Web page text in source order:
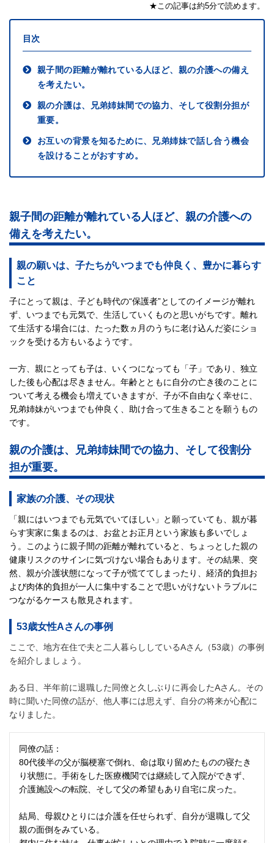
★この記事は約5分で読めます。
目次
親子間の距離が離れている人ほど、親の介護への備え
を考えたい。
親の介護は、兄弟姉妹間での協力、そして役割分担が
重要。
お互いの背景を知るために、兄弟姉妹で話し合う機会
を設けることがおすすめ。
親子間の距離が離れている人ほど、親の介護への
備えを考えたい。
親の願いは、子たちがいつまでも仲良く、豊かに暮らす
こと
子にとって親は、子ども時代の“保護者”としてのイメージが離れ
ず、いつまでも元気で、生活していくものと思いがちです。離れ
て生活する場合には、たった数ヵ月のうちに老け込んだ姿にショ
ックを受ける方もいるようです。
一方、親にとっても子は、いくつになっても「子」であり、独立
した後も心配は尽きません。年齢とともに自分の亡き後のことに
ついて考える機会も増えていきますが、子が不自由なく幸せに、
兄弟姉妹がいつまでも仲良く、助け合って生きることを願うもの
です。
親の介護は、兄弟姉妹間での協力、そして役割分
担が重要。
家族の介護、その現状
「親にはいつまでも元気でいてほしい」と願っていても、親が暮
らす実家に集まるのは、お盆とお正月という家族も多いでしょ
う。このように親子間の距離が離れていると、ちょっとした親の
健康リスクのサインに気づけない場合もあります。その結果、突
然、親が介護状態になって子が慌ててしまったり、経済的負担お
よび肉体的負担が一人に集中することで思いがけないトラブルに
つながるケースも散見されます。
53歳女性Aさんの事例
ここで、地方在住で夫と二人暮らししているAさん（53歳）の事例
を紹介しましょう。
ある日、半年前に退職した同僚と久しぶりに再会したAさん。その
時に聞いた同僚の話が、他人事には思えず、自分の将来が心配に
なりました。
同僚の話：
80代後半の父が脳梗塞で倒れ、命は取り留めたものの寝たき
り状態に。手術をした医療機関では継続して入院ができず、
介護施設への転院、そして父の希望もあり自宅に戻った。
結局、母親ひとりには介護を任せられず、自分が退職して父
親の面倒をみている。